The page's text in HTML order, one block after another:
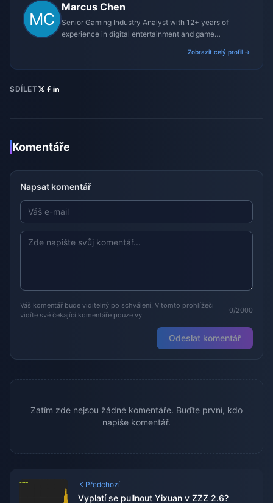
Marcus Chen
Senior Gaming Industry Analyst with 12+ years of
experience in digital entertainment and game
Zobrazit celý profil →
SDÍLET
Komentáře
Napsat komentář
Váš komentář bude viditelný po schválení. V tomto prohlížeči
vidíte své čekající komentáře pouze vy.
0/2000
Odeslat komentář
Zatím zde nejsou žádné komentáře. Buďte první, kdo
napíše komentář.
Předchozí
Vyplatí se pullnout Yixuan v ZZZ 2.6?